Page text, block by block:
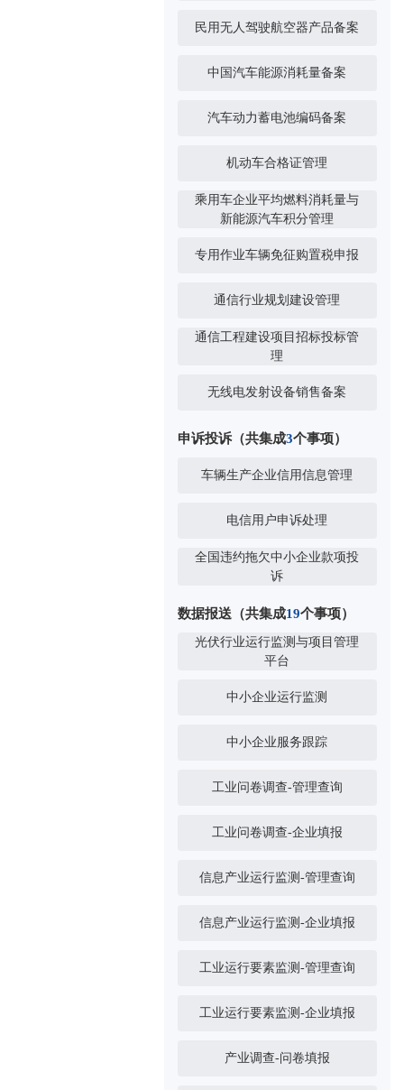
民用无人驾驶航空器产品备案
中国汽车能源消耗量备案
汽车动力蓄电池编码备案
机动车合格证管理
乘用车企业平均燃料消耗量与
新能源汽车积分管理
专用作业车辆免征购置税申报
通信行业规划建设管理
通信工程建设项目招标投标管
理
无线电发射设备销售备案
申诉投诉（共集成3个事项）
车辆生产企业信用信息管理
电信用户申诉处理
全国违约拖欠中小企业款项投
诉
数据报送（共集成19个事项）
光伏行业运行监测与项目管理
平台
中小企业运行监测
中小企业服务跟踪
工业问卷调查-管理查询
工业问卷调查-企业填报
信息产业运行监测-管理查询
信息产业运行监测-企业填报
工业运行要素监测-管理查询
工业运行要素监测-企业填报
产业调查-问卷填报